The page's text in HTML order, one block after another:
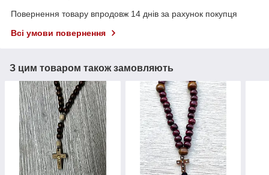
Повернення товару впродовж 14 днів за рахунок покупця
Всі умови повернення
З цим товаром також замовляють